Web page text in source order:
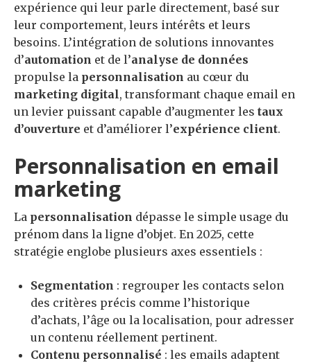
expérience qui leur parle directement, basé sur
leur comportement, leurs intérêts et leurs
besoins. L’intégration de solutions innovantes
d’automation et de l’analyse de données
propulse la personnalisation au cœur du
marketing digital, transformant chaque email en
un levier puissant capable d’augmenter les taux
d’ouverture et d’améliorer l’expérience client.
Personnalisation en email
marketing
La personnalisation dépasse le simple usage du
prénom dans la ligne d’objet. En 2025, cette
stratégie englobe plusieurs axes essentiels :
Segmentation : regrouper les contacts selon
des critères précis comme l’historique
d’achats, l’âge ou la localisation, pour adresser
un contenu réellement pertinent.
Contenu personnalisé : les emails adaptent